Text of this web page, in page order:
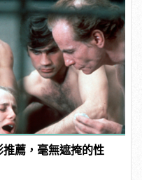
薦，毫無遮掩的性